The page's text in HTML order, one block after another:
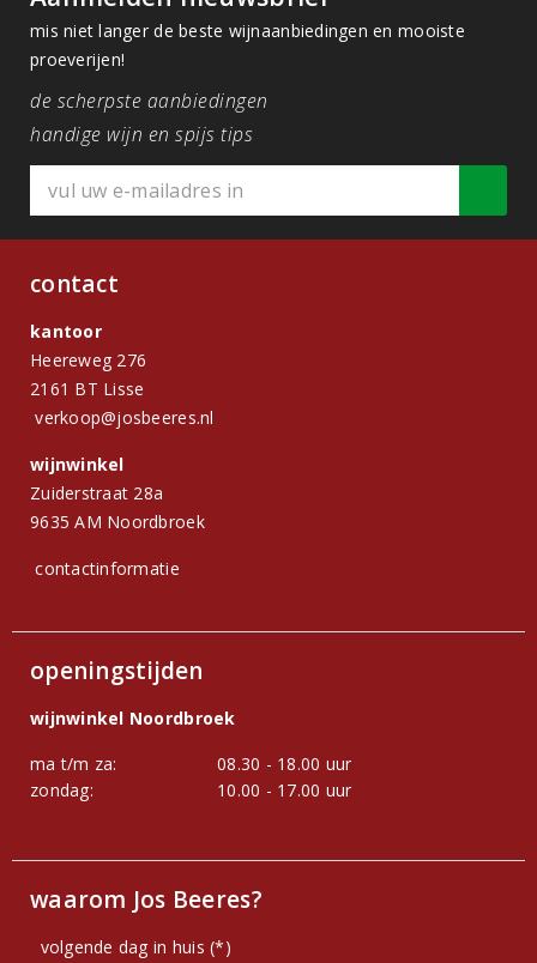
mis niet langer de beste wijnaanbiedingen en mooiste
proeverijen!
de scherpste aanbiedingen
handige wijn en spijs tips
contact
kantoor
Heereweg 276
2161 BT Lisse
verkoop@josbeeres.nl
wijnwinkel
Zuiderstraat 28a
9635 AM Noordbroek
contactinformatie
openingstijden
wijnwinkel Noordbroek
ma t/m za:
08.30 - 18.00 uur
zondag:
10.00 - 17.00 uur
waarom Jos Beeres?
volgende dag in huis (*)